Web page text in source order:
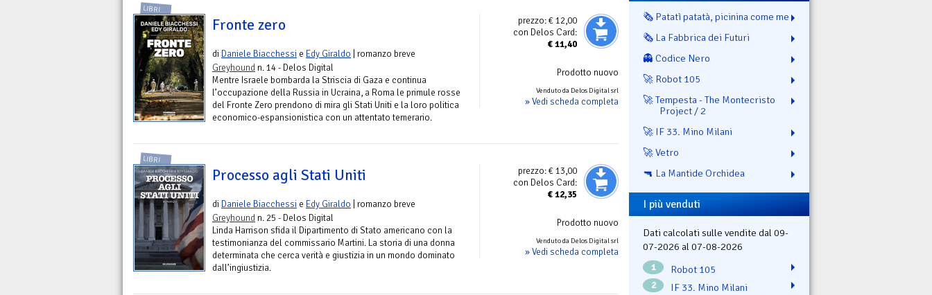
prezzo:€ 12,00
con Delos Card:
€11,40
Prodotto nuovo
Venduto da Delos Digital srl
» Vedi scheda completa
LIBRI
Fronte zero
di Daniele Biacchessi e Edy Giraldo | romanzo breve
Greyhound n. 14 - Delos Digital
Mentre Israele bombarda la Striscia di Gaza e continua
l’occupazione della Russia in Ucraina, a Roma le primule rosse
del Fronte Zero prendono di mira gli Stati Uniti e la loro politica
economico-espansionistica con un attentato temerario.
prezzo:€ 13,00
con Delos Card:
€12,35
Prodotto nuovo
Venduto da Delos Digital srl
» Vedi scheda completa
LIBRI
Processo agli Stati Uniti
di Daniele Biacchessi e Edy Giraldo | romanzo breve
Greyhound n. 25 - Delos Digital
Linda Harrison sfida il Dipartimento di Stato americano con la
testimonianza del commissario Martini. La storia di una donna
determinata che cerca verità e giustizia in un mondo dominato
dall’ingiustizia.
🗞️ Patatì patatà, picinina come me
🗞️ La Fabbrica dei Futuri
👻 Codice Nero
🚀 Robot 105
🚀 Tempesta - The Montecristo
Project / 2
🚀 IF 33. Mino Milani
🚀 Vetro
🔫 La Mantide Orchidea
I più venduti
Dati calcolati sulle vendite dal 09-
07-2026 al 07-08-2026
1 Robot 105
2 IF 33. Mino Milani